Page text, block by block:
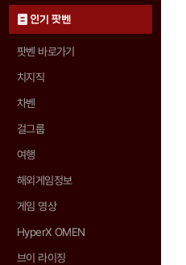
인기 팟벤
팟벤 바로가기
치지직
차벤
걸그룹
여행
해외게임정보
게임 영상
HyperX OMEN
브이 라이징